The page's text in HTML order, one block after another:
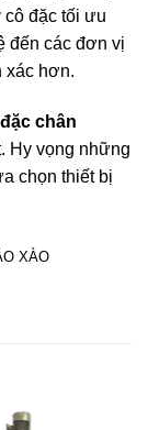
đặc tối ưu
đến các đơn vị
xác hơn.
chân
Hy vọng những
chọn thiết bị
XÀO